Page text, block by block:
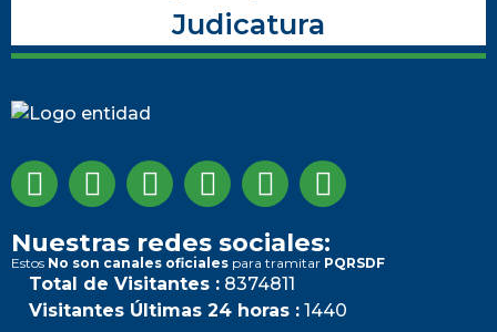
Judicatura
Nuestras redes sociales:
Estos No son canales oficiales para tramitar PQRSDF
Total de Visitantes : 8374811
Visitantes Últimas 24 horas : 1440